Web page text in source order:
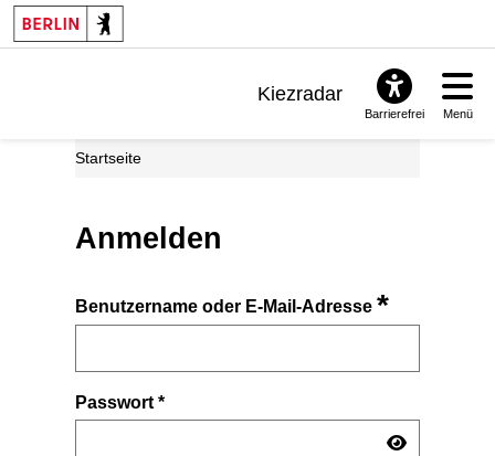
Kiezradar
Barrierefrei Menü
Startseite
Anmelden
Benutzername oder E-Mail-Adresse*
Passwort*